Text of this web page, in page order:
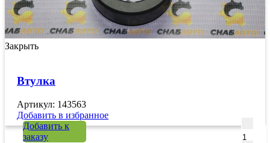
Закрыть
Втулка
Артикул: 143563
Добавить в избранное
Добавить к
заказу